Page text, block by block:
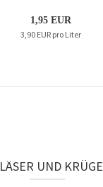
1,95 EUR
3,90 EUR pro Liter
UND KRÜGE